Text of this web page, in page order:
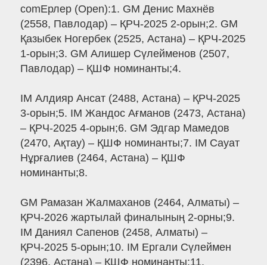
comЕрлер (Open):1. GM Денис Махнёв
(2558, Павлодар) – ҚРЧ-2025 2-орын;2. GM
Қазыбек Ногербек (2525, Астана) – ҚРЧ-2025
1-орын;3. GM Алишер Сүлейменов (2507,
Павлодар) – ҚШФ номинанты;4.
IM Алдияр Ансат (2488, Астана) – ҚРЧ-2025
3-орын;5. IM Жандос Ағманов (2473, Астана)
– ҚРЧ-2025 4-орын;6. GM Эдгар Мамедов
(2470, Ақтау) – ҚШФ номинанты;7. IM Сауат
Нұрғалиев (2464, Астана) – ҚШФ
номинанты;8.
GM Рамазан Жалмаханов (2464, Алматы) –
ҚРЧ-2026 жартылай финалының 2-орны;9.
IM Даниял Сапенов (2458, Алматы) –
ҚРЧ-2025 5-орын;10. IM Ергали Сүлеймен
(2396, Астана) – ҚШФ номинанты;11.